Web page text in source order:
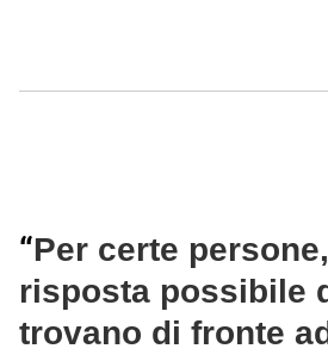
“Per certe
risposta possibile
trovano di fronte